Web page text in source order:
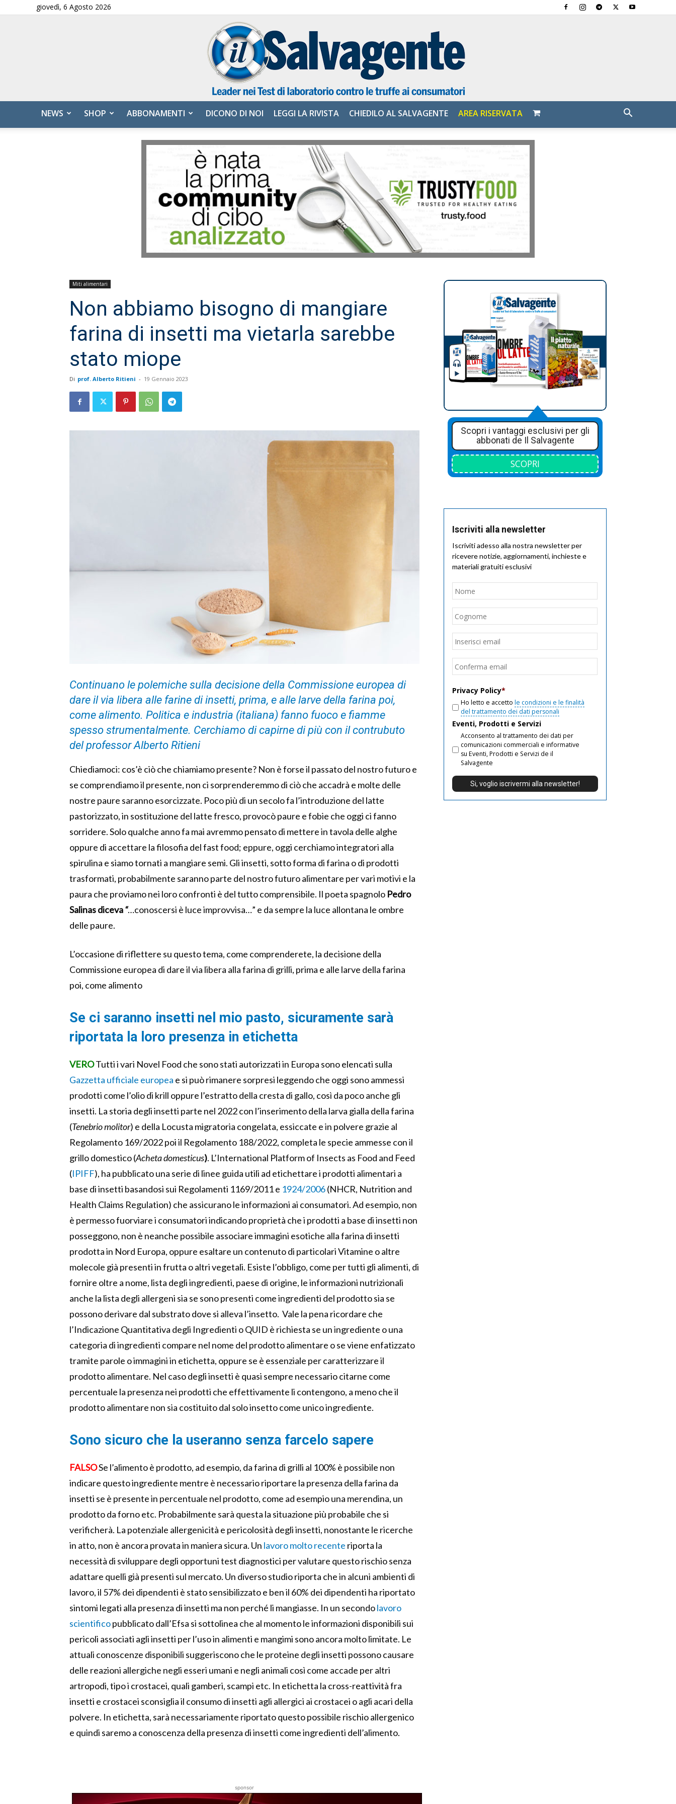
giovedì, 6 Agosto 2026
Salvagente
NEWS SHOP ABBONAMENTI DICONO DI NOI LEGGI LA RIVISTA CHIEDILO AL SALVAGENTE AREA RISERVATA
Miti alimentari
Non abbiamo bisogno di mangiare
farina di insetti ma vietarla sarebbe
stato miope
Di prof. Alberto Ritieni - 19 Gennaio 2023
Continuano le polemiche sulla decisione della Commissione europea di
dare il via libera alle farine di insetti, prima, e alle larve della farina poi,
come alimento. Politica e industria (italiana) fanno fuoco e fiamme
spesso strumentalmente. Cerchiamo di capirne di più con il contrubuto
del professor Alberto Ritieni
Chiediamoci: cos’è ciò che chiamiamo presente? Non è forse il passato del nostro futuro e
se comprendiamo il presente, non ci sorprenderemmo di ciò che accadrà e molte delle
nostre paure saranno esorcizzate. Poco più di un secolo fa l’introduzione del latte
pastorizzato, in sostituzione del latte fresco, provocò paure e fobie che oggi ci fanno
sorridere. Solo qualche anno fa mai avremmo pensato di mettere in tavola delle alghe
oppure di accettare la filosofia del fast food; eppure, oggi cerchiamo integratori alla
spirulina e siamo tornati a mangiare semi. Gli insetti, sotto forma di farina o di prodotti
trasformati, probabilmente saranno parte del nostro futuro alimentare per vari motivi e la
paura che proviamo nei loro confronti è del tutto comprensibile. Il poeta spagnolo Pedro
Salinas diceva“…conoscersi è luce improvvisa…” e da sempre la luce allontana le ombre
delle paure.
L’occasione di riflettere su questo tema, come comprenderete, la decisione della
Commissione europea di dare il via libera alla farina di grilli, prima e alle larve della farina
poi, come alimento
Se ci saranno insetti nel mio pasto, sicuramente sarà
riportata la loro presenza in etichetta
VEROTutti i vari Novel Food che sono stati autorizzati in Europa sono elencati sulla
Gazzetta ufficiale europea e si può rimanere sorpresi leggendo che oggi sono ammessi
prodotti come l’olio di krill oppure l’estratto della cresta di gallo, così da poco anche gli
insetti. La storia degli insetti parte nel 2022 con l’inserimento della larva gialla della farina
(Tenebrio molitor) e della Locusta migratoria congelata, essiccate e in polvere grazie al
Regolamento 169/2022 poi il Regolamento 188/2022, completa le specie ammesse con il
grillo domestico (Acheta domesticus). L’International Platform of Insects as Food and Feed
(IPIFF), ha pubblicato una serie di linee guida utili ad etichettare i prodotti alimentari a
base di insetti basandosi sui Regolamenti 1169/2011 e 1924/2006(NHCR, Nutrition and
Health Claims Regulation) che assicurano le informazioni ai consumatori. Ad esempio, non
è permesso fuorviare i consumatori indicando proprietà che i prodotti a base di insetti non
posseggono, non è neanche possibile associare immagini esotiche alla farina di insetti
prodotta in Nord Europa, oppure esaltare un contenuto di particolari Vitamine o altre
molecole già presenti in frutta o altri vegetali. Esiste l’obbligo, come per tutti gli alimenti, di
fornire oltre a nome, lista degli ingredienti, paese di origine, le informazioni nutrizionali
anche la lista degli allergeni sia se sono presenti come ingredienti del prodotto sia se
possono derivare dal substrato dove si alleva l’insetto. Vale la pena ricordare che
l’Indicazione Quantitativa degli Ingredienti o QUID è richiesta se un ingrediente o una
categoria di ingredienti compare nel nome del prodotto alimentare o se viene enfatizzato
tramite parole o immagini in etichetta, oppure se è essenziale per caratterizzare il
prodotto alimentare. Nel caso degli insetti è quasi sempre necessario citarne come
percentuale la presenza nei prodotti che effettivamente li contengono, a meno che il
prodotto alimentare non sia costituito dal solo insetto come unico ingrediente.
Sono sicuro che la useranno senza farcelo sapere
FALSOSe l’alimento è prodotto, ad esempio, da farina di grilli al 100% è possibile non
indicare questo ingrediente mentre è necessario riportare la presenza della farina da
insetti se è presente in percentuale nel prodotto, come ad esempio una merendina, un
prodotto da forno etc. Probabilmente sarà questa la situazione più probabile che si
verificherà. La potenziale allergenicità e pericolosità degli insetti, nonostante le ricerche
in atto, non è ancora provata in maniera sicura. Un lavoro molto recente riporta la
necessità di sviluppare degli opportuni test diagnostici per valutare questo rischio senza
adattare quelli già presenti sul mercato. Un diverso studio riporta che in alcuni ambienti di
lavoro, il 57% dei dipendenti è stato sensibilizzato e ben il 60% dei dipendenti ha riportato
sintomi legati alla presenza di insetti ma non perché li mangiasse. In un secondolavoro
scientificopubblicato dall’Efsa si sottolinea che al momento le informazioni disponibili sui
pericoli associati agli insetti per l’uso in alimenti e mangimi sono ancora molto limitate. Le
attuali conoscenze disponibili suggeriscono che le proteine degli insetti possono causare
delle reazioni allergiche negli esseri umani e negli animali così come accade per altri
artropodi, tipo i crostacei, quali gamberi, scampi etc. In etichetta la cross-reattività fra
insetti e crostacei sconsiglia il consumo di insetti agli allergici ai crostacei o agli acari della
polvere. In etichetta, sarà necessariamente riportato questo possibile rischio allergenico
e quindi saremo a conoscenza della presenza di insetti come ingredienti dell’alimento.
sponsor
Scopri i vantaggi esclusivi per gli
abbonati de Il Salvagente
SCOPRI
Iscriviti alla newsletter
Iscriviti adesso alla nostra newsletter per
ricevere notizie, aggiornamenti, inchieste e
materiali gratuiti esclusivi
Nome
Email
Privacy Policy*
Ho letto e accetto le condizioni e le finalità
del trattamento dei dati personali
Eventi, Prodotti e Servizi
Acconsento al trattamento dei dati per
comunicazioni commerciali e informative
su Eventi, Prodotti e Servizi de il
Salvagente